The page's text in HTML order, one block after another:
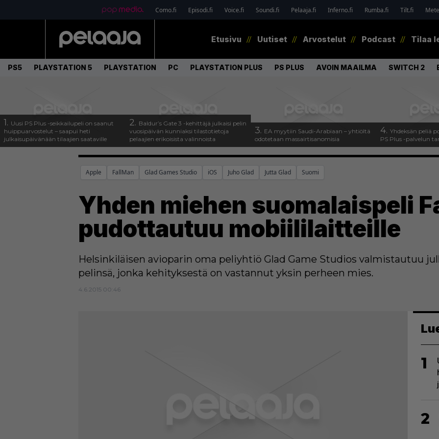
Como.fi Episodi.fi Voice.fi Soundi.fi Pelaaja.fi Inferno.fi Rumba.fi Tilt.fi
Etusivu Uutiset Arvostelut Podcast Tilaa
PS5 PLAYSTATION 5 PLAYSTATION PC PLAYSTATION PLUS PS PLUS AVOIN MAAILMA SWITCH 2
1. Uusi PS Plus -seikkailupeli on saanut
huippuarvostelut – saapui heti
julkaisupäivänään tilaajien saataville
2. Baldur’s Gate 3 -kehittäjä julkaisi pelin
vuosipäivän kunniaksi tilastotietoja
pelaajien erikoisista valinnoista
3. EA myytiin Saudi-Arabiaan – yhtiöltä
odotetaan massairtisanomisia
4. Yhdeksän peliä
PS Plus -palvelun
Apple FallMan Glad Games Studio iOS Juho Glad Jutta Glad Suomi
Yhden miehen suomalaispeli
pudottautuu mobiililaitteille
Helsinkiläisen avioparin oma peliyhtiö Glad Game Studios valmistautuu
pelinsä, jonka kehityksestä on vastannut yksin perheen mies.
4.6.2015 00:46
1
2